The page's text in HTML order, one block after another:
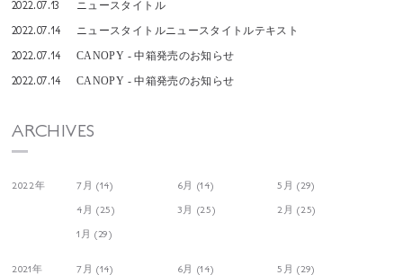
2022.07.13 ニュースタイトル
2022.07.14 ニュースタイトルニュースタイトルテキスト
2022.07.14 CANOPY - 中箱発売のお知らせ
2022.07.14 CANOPY - 中箱発売のお知らせ
ARCHIVES
2022年 7月 (14) 6月 (14)
5月 (29)
4月 (25)
3月 (25)
2月 (25)
1月 (29)
2021年 7月 (14) 6月 (14)
5月 (29)